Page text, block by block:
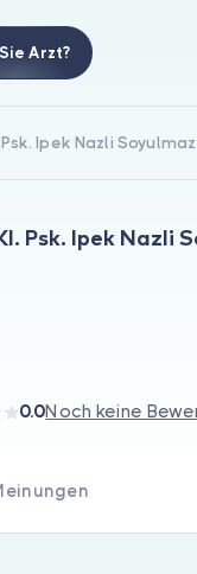
Arzt?
Ipek Nazli Soyulmaz
Psk. Ipek Nazli
0.0Noch keine